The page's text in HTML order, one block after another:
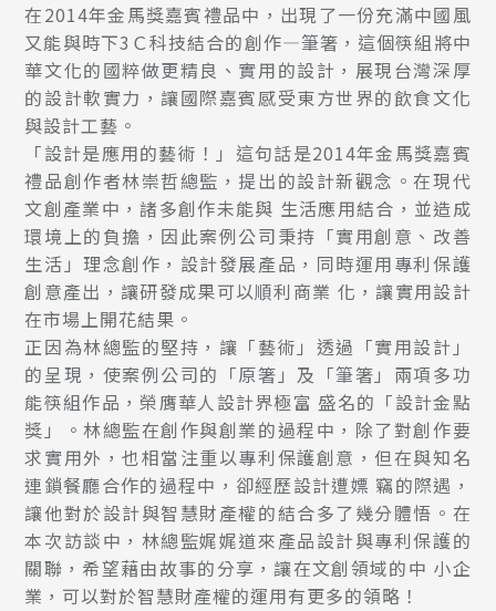
在2014年金馬獎嘉賓禮品中，出現了一份充滿中國風
又能與時下3Ｃ科技結合的創作—筆箸，這個筷組將中
華文化的國粹做更精良、實用的設計，展現台灣深厚
的設計軟實力，讓國際嘉賓感受東方世界的飲食文化
與設計工藝。
「設計是應用的藝術！」這句話是2014年金馬獎嘉賓
禮品創作者林崇哲總監，提出的設計新觀念。在現代
文創產業中，諸多創作未能與 生活應用結合，並造成
環境上的負擔，因此案例公司秉持「實用創意、改善
生活」理念創作，設計發展產品，同時運用專利保護
創意產出，讓研發成果可以順利商業 化，讓實用設計
在市場上開花結果。
正因為林總監的堅持，讓「藝術」透過「實用設計」
的呈現，使案例公司的「原箸」及「筆箸」兩項多功
能筷組作品，榮膺華人設計界極富 盛名的「設計金點
獎」。林總監在創作與創業的過程中，除了對創作要
求實用外，也相當注重以專利保護創意，但在與知名
連鎖餐廳合作的過程中，卻經歷設計遭嫖 竊的際遇，
讓他對於設計與智慧財產權的結合多了幾分體悟。在
本次訪談中，林總監娓娓道來產品設計與專利保護的
關聯，希望藉由故事的分享，讓在文創領域的中 小企
業，可以對於智慧財產權的運用有更多的領略！